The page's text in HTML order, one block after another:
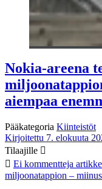
Nokia-areena
aiempaa
Pääkategoria Kiinteistöt
Kirjoitettu 7. elokuuta
Tilaajille
Ei kommentteja
miljoonatappion –